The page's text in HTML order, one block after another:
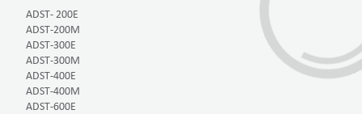
ADST- 200E
ADST-200M
ADST-300E
ADST-300M
ADST-400E
ADST-400M
ADST-600E